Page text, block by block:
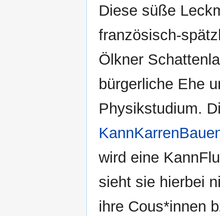
Diese süße
französisch-
Ölkner
bürgerliche Ehe
Physikstudium.
wird eine
sieht sie hierbei
ihre Cous*innen